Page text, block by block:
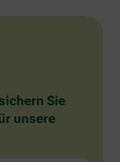
Sie
unsere